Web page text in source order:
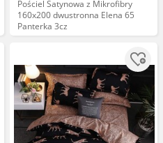
Pościel Satynowa z Mikrofibry
160x200 dwustronna Elena 65
Panterka 3cz